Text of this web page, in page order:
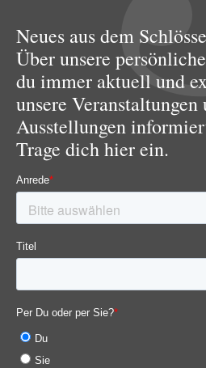
Neues aus dem
Über unsere
du immer aktuell und
unsere Veranstaltungen
Ausstellungen
Trage dich hier ein.